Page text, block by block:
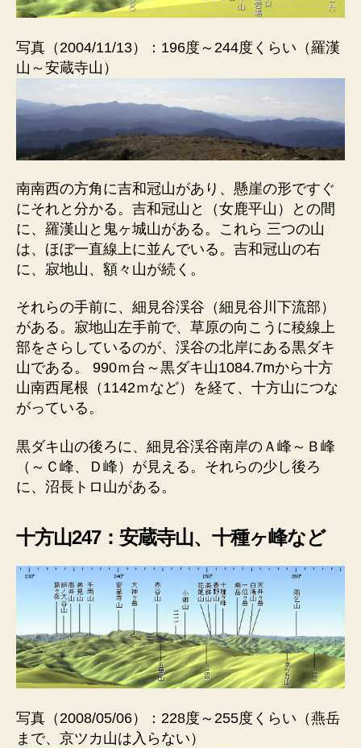
写真（2004/11/13）：196度～244度くらい（羅漢
山～安蔵寺山）
南南西の方角に吉和冠山があり、懸崖の形ですぐ
にそれと分かる。吉和冠山と（女鹿平山）との間
に、羅漢山と鬼ヶ城山がある。これら 三つの山
は、ほぼ一直線上に並んでいる。吉和冠山の右
に、寂地山、額々山が続く。
それらの手前に、細見谷渓谷（細見谷川下流部）
がある。寂地山左手前で、草原の向こうに稜線上
部をさらしているのが、渓谷の北岸にある黒ダキ
山である。 990ｍ台～黒ダキ山1084.7mから十方
山南西尾根（1142ｍなど）を経て、十方山につな
がっている。
黒ダキ山の後ろに、細見谷渓谷南岸のＡ峰～Ｂ峰
（～Ｃ峰、Ｄ峰）が見える。それらの少し後ろ
に、沼長トロ山がある。
十方山247：安蔵寺山、十種ヶ峰など
写真（2008/05/06）：228度～255度くらい（燕岳
まで、京ツカ山は入らない）